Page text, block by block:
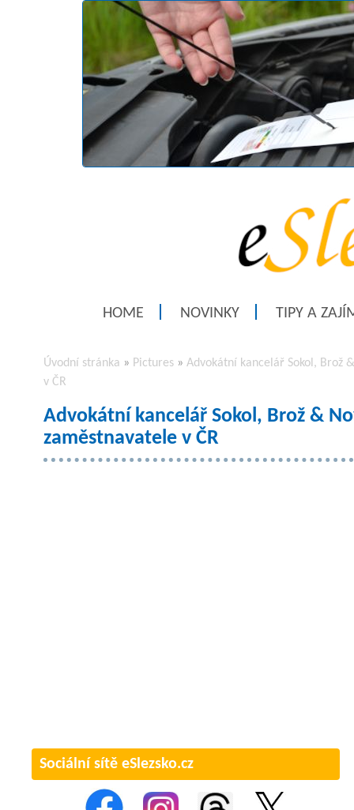
HOME NOVINKY TIPY A
Úvodní stránka » Pictures » Advokátní kancelář Sokol, Brož
v ČR
Advokátní kancelář Sokol, Brož &
zaměstnavatele v ČR
Sociální sítě eSlezsko.cz